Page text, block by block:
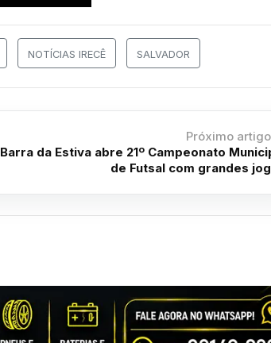
NOTÍCIAS IRECÊ SALVADOR
Próximo
Barra da Estiva abre 21º Campeonato
de Futsal com grandes